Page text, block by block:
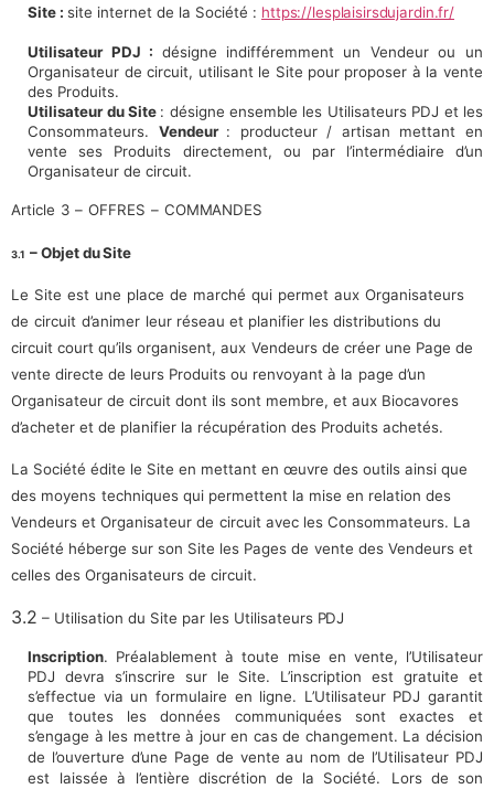
Site :site internet de la Société : https://lesplaisirsdujardin.fr/
Utilisateur PDJ : désigne indifféremment un Vendeur ou un
Organisateur de circuit, utilisant le Site pour proposer à la vente
des Produits.
Utilisateur du Site : désigne ensemble les Utilisateurs PDJ et les
Consommateurs. Vendeur : producteur / artisan mettant en
vente ses Produits directement, ou par l’intermédiaire d’un
Organisateur de circuit.
Article 3 – OFFRES – COMMANDES
3.1 – Objet duSite
Le Site est une place de marché qui permet aux Organisateurs
de circuit d’animer leur réseau et planifier les distributions du
circuit court qu’ils organisent, aux Vendeurs de créer une Page de
vente directe de leurs Produits ou renvoyant à la page d’un
Organisateur de circuit dont ils sont membre, et aux Biocavores
d’acheter et de planifier la récupération des Produits achetés.
La Société édite le Site en mettant en œuvre des outils ainsi que
des moyens techniques qui permettent la mise en relation des
Vendeurs et Organisateur de circuit avec les Consommateurs. La
Société héberge sur son Site les Pages de vente des Vendeurs et
celles des Organisateurs de circuit.
3.2 – Utilisation du Site par les Utilisateurs PDJ
Inscription. Préalablement à toute mise en vente, l’Utilisateur
PDJ devra s’inscrire sur le Site. L’inscription est gratuite et
s’effectue via un formulaire en ligne. L’Utilisateur PDJ garantit
que toutes les données communiquées sont exactes et
s’engage à les mettre à jour en cas de changement. La décision
de l’ouverture d’une Page de vente au nom de l’Utilisateur PDJ
est
laissée à l’entière discrétion de la Société.
Lors de son